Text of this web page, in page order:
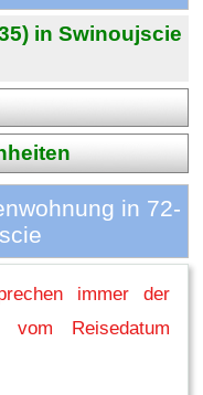
in Swinoujscie
in 72-
immer der
Reisedatum